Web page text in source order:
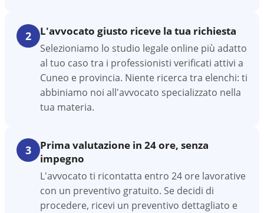
2 L'avvocato giusto riceve la tua richiesta
Selezioniamo lo studio legale online più adatto
al tuo caso tra i professionisti verificati attivi a
Cuneo e provincia. Niente ricerca tra elenchi: ti
abbiniamo noi all'avvocato specializzato nella
tua materia.
3
Prima valutazione in 24 ore, senza
impegno
L'avvocato ti ricontatta entro 24 ore lavorative
con un preventivo gratuito. Se decidi di
procedere, ricevi un preventivo dettagliato e